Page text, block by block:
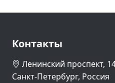
Контакты
Ленинский проспект,
Санкт-Петербург, Россия